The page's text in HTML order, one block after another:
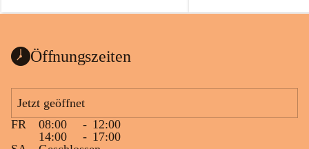
a
a
Öffnungszeiten
Jetzt geöffnet
FR
08:00 - 12:00
14:00
- 17:00